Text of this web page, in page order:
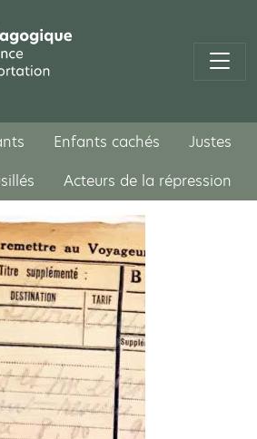
Enfants cachés
Justes
Acteurs de la répression